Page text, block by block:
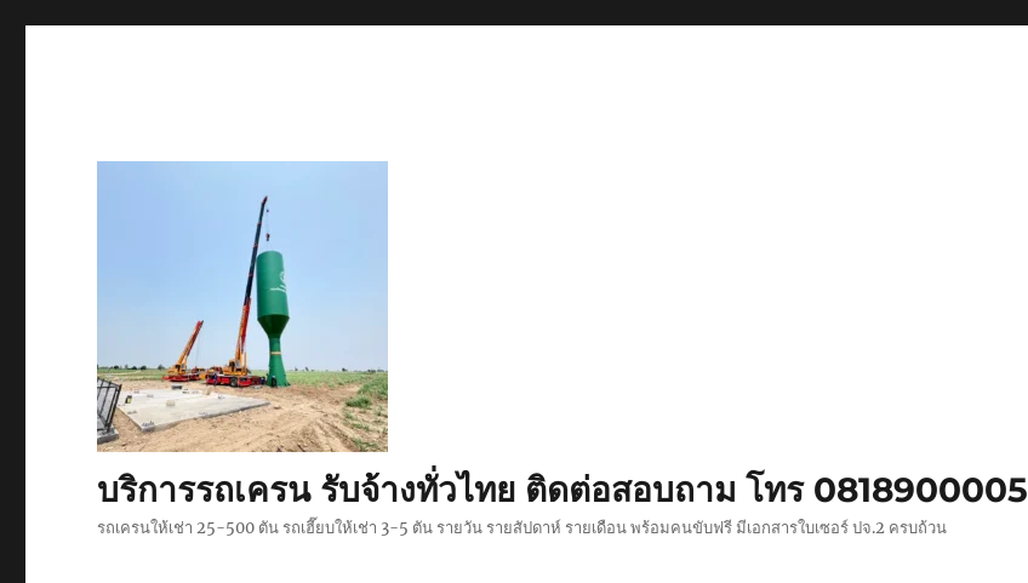
บริการรถเครน รับจ้างทั่วไทย ติดต่อสอบถาม โทร 0818900005
รถเครนให้เช่า 25-500 ตัน รถเฮี๊ยบให้เช่า 3-5 ตัน รายวัน รายสัปดาห์ รายเดือน พร้อมคนขับฟรี มีเอกสารใบเซอร์ ปจ.2 ครบถ้วน